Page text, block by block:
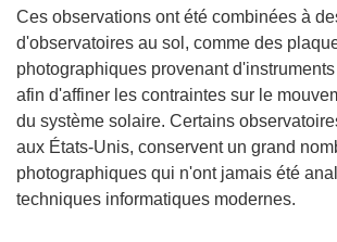
a
n
s
u
n
e
n
o
Ces observations ont été combinées à
d'observatoires au sol, comme des
photographiques provenant
afin d'affiner les contraintes sur le
du système solaire. Certains
aux États-Unis, conservent un grand
photographiques qui n'ont jamais été
techniques informatiques modernes.